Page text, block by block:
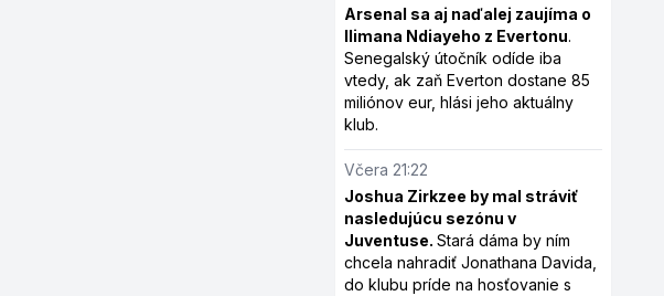
Arsenal sa aj naďalej zaujíma o
Ilimana Ndiayeho z Evertonu.
Senegalský útočník odíde iba
vtedy, ak zaň Everton dostane 85
miliónov eur, hlási jeho aktuálny
klub.
Včera 21:22
Joshua Zirkzee by mal stráviť
nasledujúcu sezónu v
Juventuse.Stará dáma by ním
chcela nahradiť Jonathana Davida,
do klubu príde na hosťovanie s